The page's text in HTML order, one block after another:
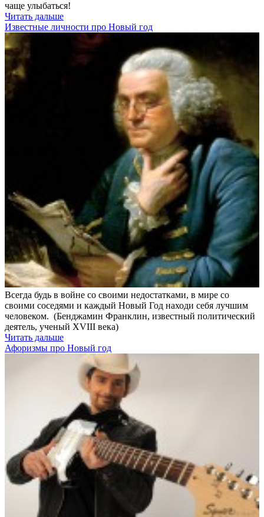
чаще улыбаться!
Читать дальше
Известные личности про Новый год
Всегда будь в войне со своими недостатками, в мире со
своими соседями и каждый Новый Год находи себя лучшим
человеком. (Бенджамин Франклин, известный политический
деятель, ученый XVIII века)
Читать дальше
Афоризмы про Новый год